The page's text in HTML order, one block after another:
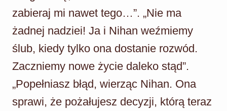
zabieraj mi nawet tego…”. „Nie ma
żadnej nadziei! Ja i Nihan weźmiemy
ślub, kiedy tylko ona dostanie rozwód.
Zaczniemy nowe życie daleko stąd”.
„Popełniasz błąd, wierząc Nihan. Ona
sprawi, że pożałujesz decyzji, którą teraz